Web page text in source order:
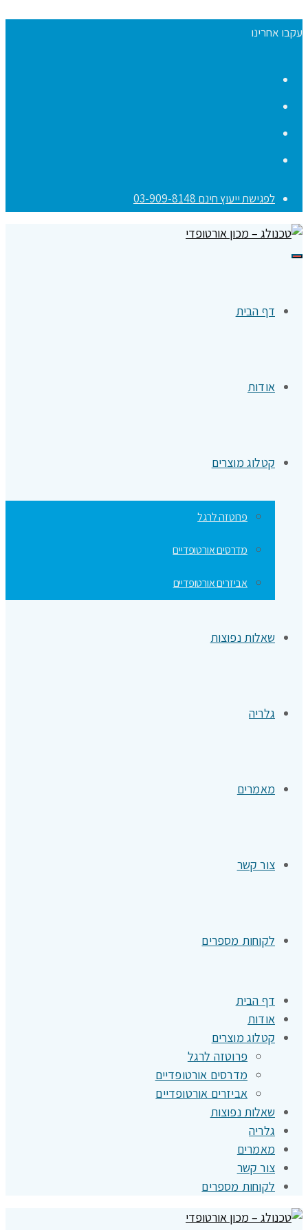
עקבו אחרינו
לפגישת ייעוץ חינם 03-909-8148
תפריט
דף הבית
אודות
קטלוג מוצרים
פרוטזה לרגל
מדרסים אורטופדיים
אביזרים אורטופדיים
שאלות נפוצות
גלריה
מאמרים
צור קשר
לקוחות מספרים
דף הבית
אודות
קטלוג מוצרים
פרוטזה לרגל
מדרסים אורטופדיים
אביזרים אורטופדיים
שאלות נפוצות
גלריה
מאמרים
צור קשר
לקוחות מספרים